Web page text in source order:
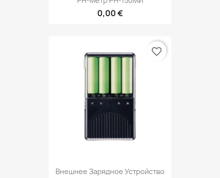
0,00 €
Внешнее Зарядное Устройство
favorite_border